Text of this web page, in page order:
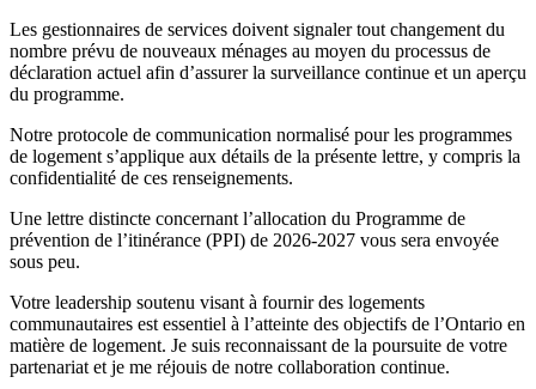
Les gestionnaires de services doivent signaler tout changement du
nombre prévu de nouveaux ménages au moyen du processus de
déclaration actuel afin d’assurer la surveillance continue et un aperçu
du programme.
Notre protocole de communication normalisé pour les programmes
de logement s’applique aux détails de la présente lettre, y compris la
confidentialité de ces renseignements.
Une lettre distincte concernant l’allocation du Programme de
prévention de l’itinérance (PPI) de 2026-2027 vous sera envoyée
sous peu.
Votre leadership soutenu visant à fournir des logements
communautaires est essentiel à l’atteinte des objectifs de l’Ontario en
matière de logement. Je suis reconnaissant de la poursuite de votre
partenariat et je me réjouis de notre collaboration continue.